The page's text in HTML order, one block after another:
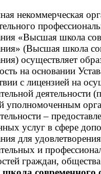
некоммерческая
«Высшая школа
(Высшая школа
осуществляет
на основании
с лицензией на
деятельности
уполномоченным
–
услуг в сфере
для удовлетворения
и
граждан,